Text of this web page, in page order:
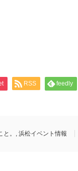
RSS feedly
。 , 浜松イベント情報